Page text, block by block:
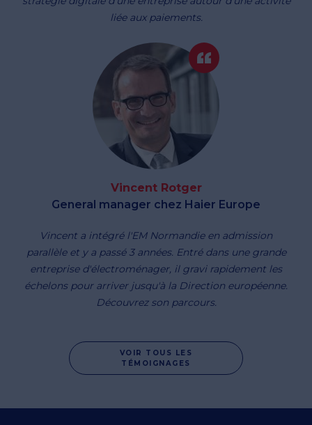
VOIR TOUS LES
TÉMOIGNAGES
liée aux paiements.
Vincent Rotger
General manager chez Haier Europe
Vincent a intégré l'EM Normandie en admission
parallèle et y a passé 3 années. Entré dans une grande
entreprise d'électroménager, il gravi rapidement les
échelons pour arriver jusqu'à la Direction européenne.
Découvrez son parcours.